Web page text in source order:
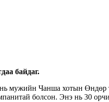
байдаг.
мужийн Чанша хотын
болсон. Энэ нь 30